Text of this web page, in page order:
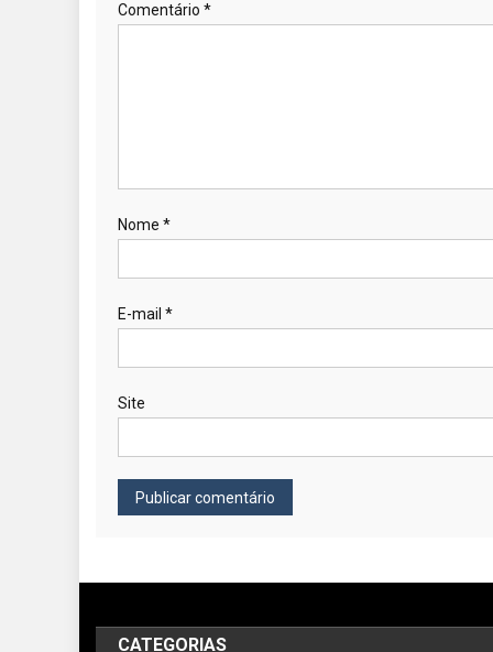
Comentário *
Nome *
E-mail *
Site
CATEGORIAS